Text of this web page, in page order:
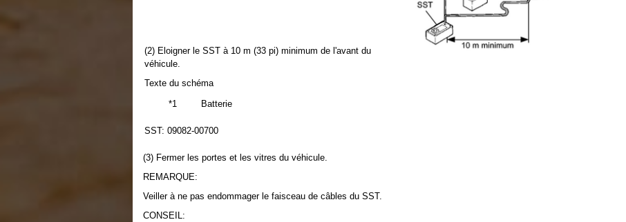
(2) Eloigner le SST à 10 m (33 pi) minimum de l'avant du
véhicule.
Texte du schéma
*1
Batterie
SST: 09082-00700
(3) Fermer les portes et les vitres du véhicule.
REMARQUE:
Veiller à ne pas endommager le faisceau de câbles du SST.
CONSEIL: